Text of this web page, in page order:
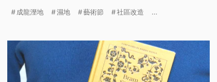
成龍溼地 濕地 藝術節 社區改造 ...